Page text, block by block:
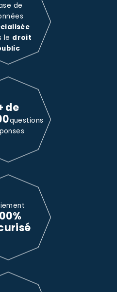
de
le droit
de
questions